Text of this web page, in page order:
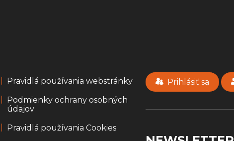
Pravidlá používania webstránky
Podmienky ochrany osobných
údajov
Pravidlá používania Cookies
Prihlásiť sa